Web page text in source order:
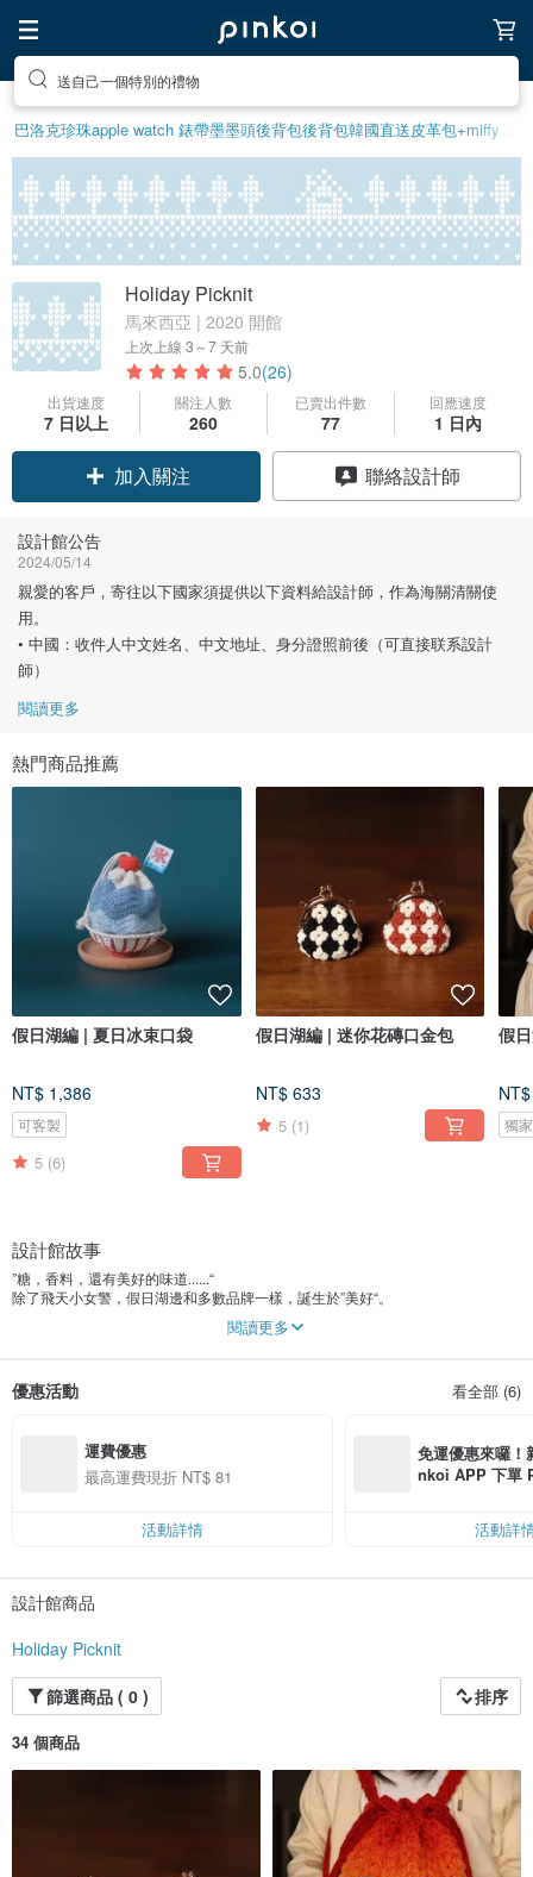
前往打造療癒的放鬆生活
巴洛克珍珠apple watch 錶帶墨墨頭後背包後背包韓國直送皮革包+miffy
Holiday Picknit
馬來西亞 | 2020 開館
上次上線 3～7 天前
5.0(26)
出貨速度
7 日以上
關注人數
260
已賣出件數
77
回應速度
1 日內
加入關注 聯絡設計師
設計館公告
2024/05/14
親愛的客戶，寄往以下國家須提供以下資料給設計師，作為海關清關使
用。
• 中國：收件人中文姓名、中文地址、身分證照前後（可直接联系設計
師）
閱讀更多
熱門商品推薦
假日湖編 | 夏日冰束口袋
NT$ 1,386
可客製
5 (6)
假日湖編 | 迷你花磚口金包
NT$ 633
5 (1)
假
獨
設計館故事
”糖，香料，還有美好的味道......“
除了飛天小女警，假日湖邊和多數品牌一樣，誕生於”美好“。
給親友送禮，針對不同的人會做出不同物品）
在想名字的時候，一心想著”美好的事物“這件事。對我來說，看電視劇很美好、吃
茶葉蛋和甜品很美好、和朋友吃宵夜散步很美好、下雨天宅在家也超美好！
總結這些美好的感覺，腦海自然地形成了個畫面：在美麗的湖邊度假，與喜愛的
於是毫不猶豫地將品牌命名為”假日湖編“。希望把很多很多的美好注入到創作裡，
先取悅自己，進而取悅他人。
閱讀更多
優惠活動 看全部 (6)
運費優惠
最高運費現折 NT$ 81
活動詳情
免運優惠來囉
nkoi APP 下單
活動詳
設計館商品
Holiday Picknit
篩選商品 ( 0 )
排序
34 個商品